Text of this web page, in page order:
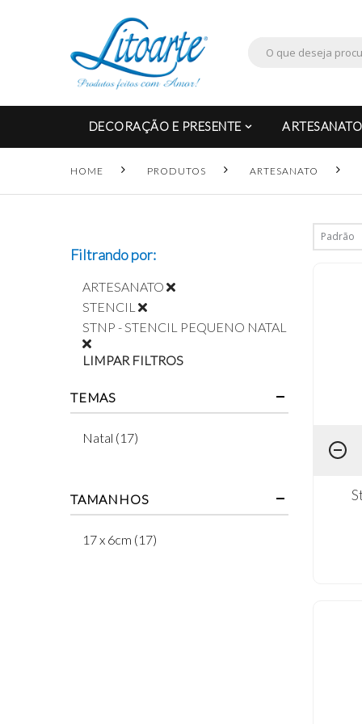
DECORAÇÃO E PRESENTE ARTESANATO
HOME PRODUTOS ARTESANATO
Filtrando por:
ARTESANATO
STENCIL
STNP - STENCIL PEQUENO NATAL
LIMPAR FILTROS
TEMAS
Natal (17)
TAMANHOS
17 x 6cm (17)